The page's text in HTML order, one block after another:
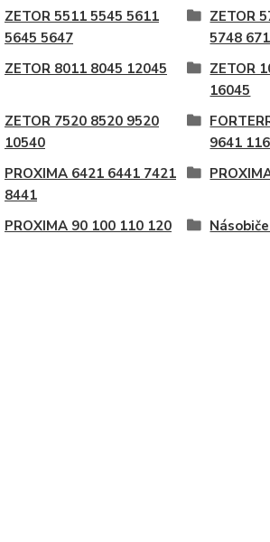
ZETOR 5511 5545 5611
5645 5647
ZETOR
5748
ZETOR 8011 8045 12045
ZETOR
16045
ZETOR 7520 8520 9520
10540
9641
PROXIMA 6421 6441 7421
8441
PROXIMA 90 100 110 120